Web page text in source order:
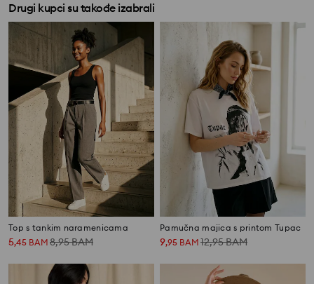
Drugi kupci su takođe izabrali
Top s tankim naramenicama
5,45 BAM 8,95BAM
Pamučna majica s printom Tupac
9,95 BAM 12,95BAM